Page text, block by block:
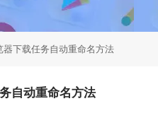
器下载任务自动重命名方法
自动重命名方法